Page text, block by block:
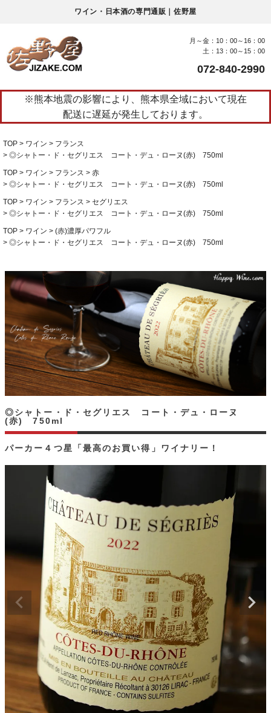
ワイン・日本酒の専門通販｜佐野屋
月～金：10：00～16：00
土：13：00～15：00
072-840-2990
※熊本地震の影響により、熊本県全域において現在
配送に遅延が発生しております。
TOP ワイン
フランス
◎シャトー・ド・セグリエス コート・デュ・ローヌ(赤) 750ml
TOP ワイン フランス
赤
◎シャトー・ド・セグリエス コート・デュ・ローヌ(赤) 750ml
TOP ワイン フランス
セグリエス
◎シャトー・ド・セグリエス コート・デュ・ローヌ(赤) 750ml
TOP ワイン
(赤)濃厚パワフル
◎シャトー・ド・セグリエス コート・デュ・ローヌ(赤) 750ml
パーカー４つ星「最高のお買い得」ワイナリー！
◎シャトー・ド・セグリエス コート・デュ・ローヌ
(赤) 750ml